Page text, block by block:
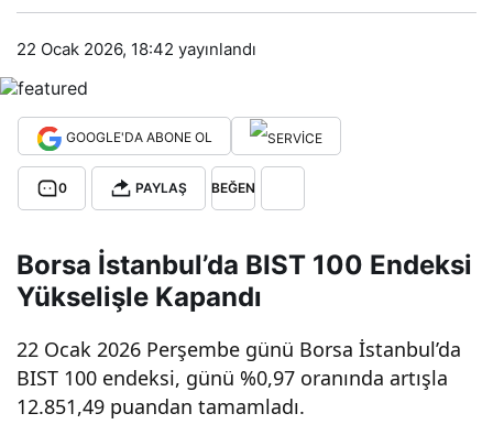
22 Ocak 2026, 18:42 yayınlandı
GOOGLE'DA ABONE OL
0 PAYLAŞ BEĞEN
Borsa İstanbul’da BIST 100 Endeksi
Yükselişle Kapandı
22 Ocak 2026 Perşembe günü Borsa İstanbul’da
BIST 100 endeksi, günü %0,97 oranında artışla
12.851,49 puandan tamamladı.
oru
(22
Oca
202
6
Perş
Varsayılana